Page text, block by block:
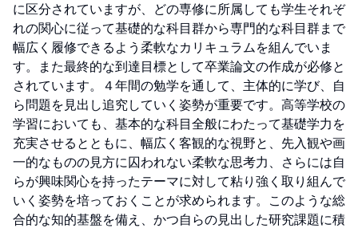
に区分されていますが、どの専修に所属しても学生それぞ
れの関心に従って基礎的な科目群から専門的な科目群まで
幅広く履修できるよう柔軟なカリキュラムを組んでいま
す。また最終的な到達目標として卒業論文の作成が必修と
されています。４年間の勉学を通して、主体的に学び、自
ら問題を見出し追究していく姿勢が重要です。高等学校の
学習においても、基本的な科目全般にわたって基礎学力を
充実させるとともに、幅広く客観的な視野と、先入観や画
一的なものの見方に囚われない柔軟な思考力、さらには自
らが興味関心を持ったテーマに対して粘り強く取り組んで
いく姿勢を培っておくことが求められます。このような総
合的な知的基盤を備え、かつ自らの見出した研究課題に積